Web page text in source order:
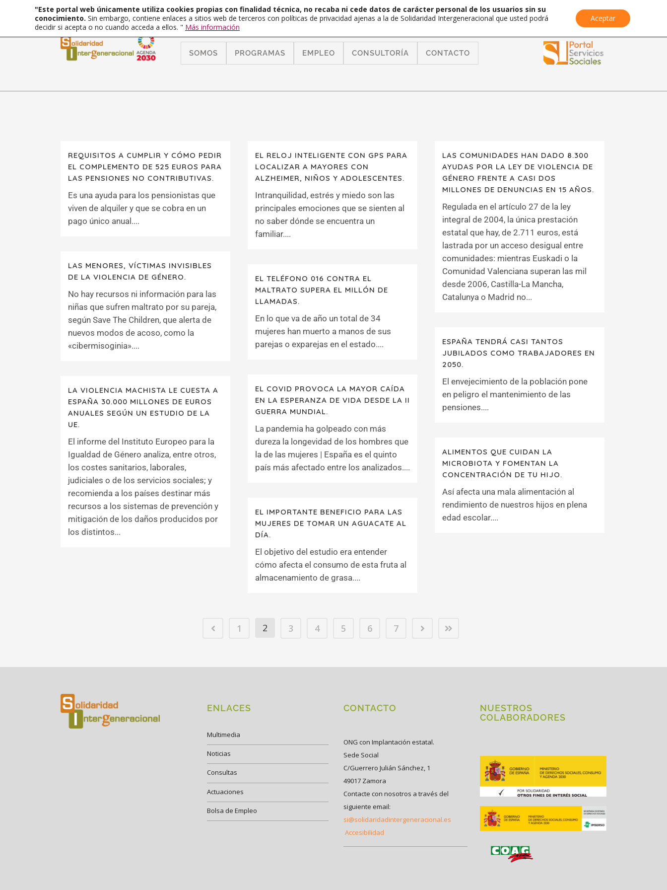
SOMOS PROGRAMAS EMPLEO CONSULTORÍA CONTACTO
REQUISITOS A CUMPLIR Y CÓMO PEDIR
EL COMPLEMENTO DE 525 EUROS PARA
LAS PENSIONES NO CONTRIBUTIVAS.
Es una ayuda para los pensionistas que
viven de alquiler y que se cobra en un
pago único anual....
EL RELOJ INTELIGENTE CON GPS PARA
LOCALIZAR A MAYORES CON
ALZHEIMER, NIÑOS Y ADOLESCENTES.
Intranquilidad, estrés y miedo son las
principales emociones que se sienten al
no saber dónde se encuentra un
familiar....
LAS COMUNIDADES HAN DADO 8.300
AYUDAS POR LA LEY DE VIOLENCIA DE
GÉNERO FRENTE A CASI DOS
MILLONES DE DENUNCIAS EN 15 AÑOS.
Regulada en el artículo 27 de la ley
integral de 2004, la única prestación
estatal que hay, de 2.711 euros, está
lastrada por un acceso desigual entre
comunidades: mientras Euskadi o la
Comunidad Valenciana superan las mil
desde 2006, Castilla-La Mancha,
Catalunya o Madrid no...
LAS MENORES, VÍCTIMAS INVISIBLES
DE LA VIOLENCIA DE GÉNERO.
No hay recursos ni información para las
niñas que sufren maltrato por su pareja,
según Save The Children, que alerta de
nuevos modos de acoso, como la
«cibermisoginia»....
EL TELÉFONO 016 CONTRA EL
MALTRATO SUPERA EL MILLÓN DE
LLAMADAS.
En lo que va de año un total de 34
mujeres han muerto a manos de sus
parejas o exparejas en el estado....
ESPAÑA TENDRÁ CASI TANTOS
JUBILADOS COMO TRABAJADORES EN
2050.
El envejecimiento de la población pone
en peligro el mantenimiento de las
pensiones....
EL COVID PROVOCA LA MAYOR CAÍDA
EN LA ESPERANZA DE VIDA DESDE LA II
GUERRA MUNDIAL.
La pandemia ha golpeado con más
dureza la longevidad de los hombres que
la de las mujeres | España es el quinto
país más afectado entre los analizados....
LA VIOLENCIA MACHISTA LE CUESTA A
ESPAÑA 30.000 MILLONES DE EUROS
ANUALES SEGÚN UN ESTUDIO DE LA
UE.
El informe del Instituto Europeo para la
Igualdad de Género analiza, entre otros,
los costes sanitarios, laborales,
judiciales o de los servicios sociales; y
recomienda a los países destinar más
recursos a los sistemas de prevención y
mitigación de los daños producidos por
los distintos...
ALIMENTOS QUE CUIDAN LA
MICROBIOTA Y FOMENTAN LA
CONCENTRACIÓN DE TU HIJO.
Así afecta una mala alimentación al
rendimiento de nuestros hijos en plena
edad escolar....
EL IMPORTANTE BENEFICIO PARA LAS
MUJERES DE TOMAR UN AGUACATE AL
DÍA.
El objetivo del estudio era entender
cómo afecta el consumo de esta fruta al
almacenamiento de grasa....
1 2 3 4 5 6 7
ENLACES
Multimedia
Noticias
Consultas
Actuaciones
Bolsa de Empleo
CONTACTO
ONG con Implantación estatal.
Sede Social
C/Guerrero Julián Sánchez, 1
49017 Zamora
Contacte con nosotros a través del
siguiente email:
si@solidaridadintergeneracional.es
Accesibilidad
NUESTROS
COLABORADORES
"Este portal web únicamente utiliza cookies propias con finalidad técnica, no recaba ni cede datos de carácter personal de los usuarios sin su
conocimiento. Sin embargo, contiene enlaces a sitios web de terceros con políticas de privacidad ajenas a la de Solidaridad Intergeneracional que usted podrá
decidir si acepta o no cuando acceda a ellos. " Más información
Aceptar